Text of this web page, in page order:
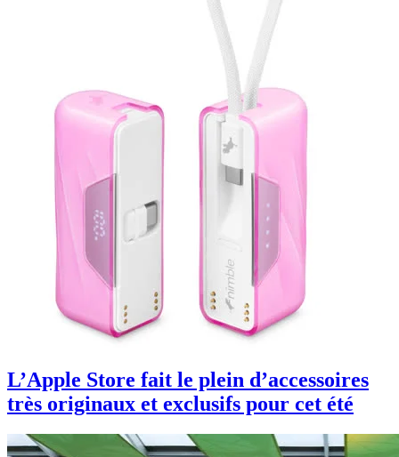
L’Apple Store fait le plein d’accessoires
très originaux et exclusifs pour cet été